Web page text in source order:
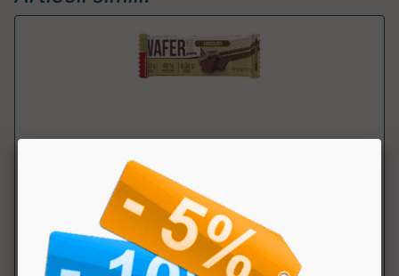
WAFER KETO
Pronutrition
Wafer Keto Friendly ad alto contenuto proteico. PREZZO